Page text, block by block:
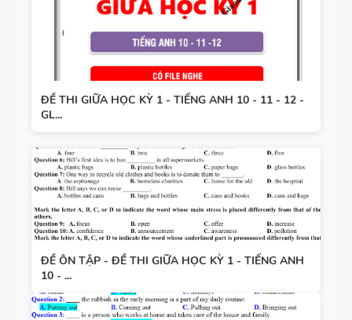
ĐỀ THI GIỮA HỌC KỲ 1 - TIẾNG ANH 10 - 11 - 12 -
GL...
ĐỀ ÔN TẬP - ĐỀ THI GIỮA HỌC KỲ 1 - TIẾNG ANH
10 - ...